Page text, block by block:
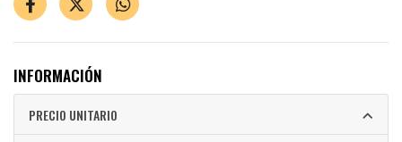
INFORMACIÓN
PRECIO UNITARIO